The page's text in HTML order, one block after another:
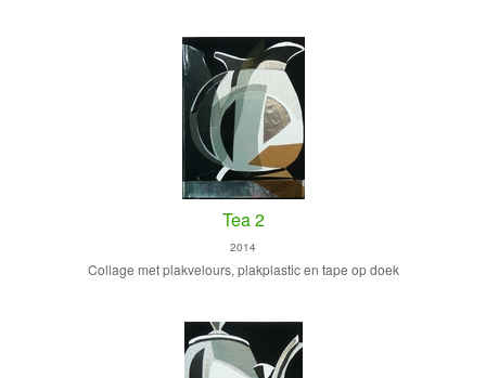
Tea 2
2014
Collage met plakvelours, plakplastic en tape op doek